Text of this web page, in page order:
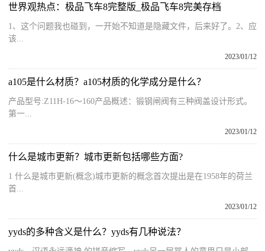
世界观热点：极品飞车8完整版_极品飞车8完美存档
1、这个问题我也碰到，一开始不知道是隐藏文件，后来好了。2、应
该...
2023/01/12
a105是什么材质？a105材质的化学成分是什么？
产品型号:Z11H-16～160产品概述：锻钢闸阀有三种阀盖设计形式。
第一...
2023/01/12
什么是城市更新？城市更新包括哪些方面?
1 什么是城市更新(概念)城市更新的概念首次提出是在1958年的荷兰
首...
2023/01/12
yyds的多种含义是什么？yyds有几种说法？